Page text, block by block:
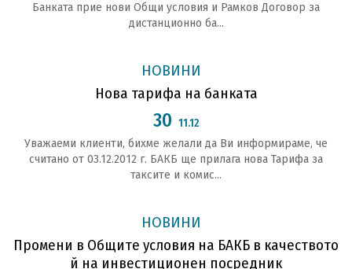
Банката прие нови Общи условия и Рамков Договор за
дистанционно ба...
НОВИНИ
Нова тарифа на банката
30 11.12
Уважаеми клиенти, бихме желали да Ви информираме, че
считано от 03.12.2012 г. БАКБ ще прилага нова Тарифа за
таксите и комис...
НОВИНИ
Промени в Общите условия на БАКБ в качеството
й на инвестиционен посредник